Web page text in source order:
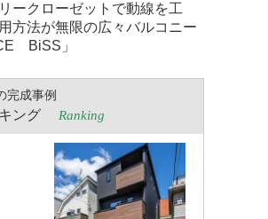
ークローゼットで動線を工
方法が無限の広々バルコニー
BiSS」
完成事例
ング Ranking